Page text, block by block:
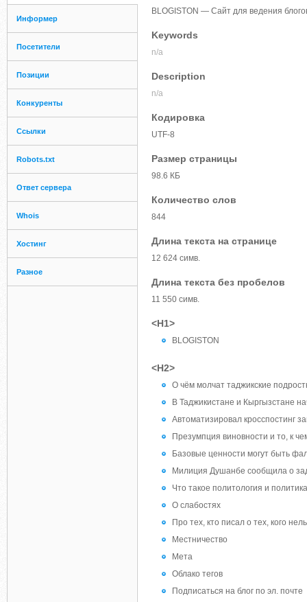
Информер
Посетители
Позиции
Конкуренты
Ссылки
Robots.txt
Ответ сервера
Whois
Хостинг
Разное
BLOGISTON — Сайт для ведения
Keywords
n/a
Description
n/a
Кодировка
UTF-8
Размер страницы
98.6 КБ
Количество слов
844
Длина текста на странице
12 624 симв.
Длина текста без пробелов
11 550 симв.
<H1>
BLOGISTON
<H2>
О чём молчат таджикские
В Таджикистане и Кыргызстане
Автоматизировал кросспостинг
Презумпция виновности и то, к
Базовые ценности могут быть
Милиция Душанбе сообщила о
Что такое политология и
О слабостях
Про тех, кто писал о тех, кого
Местничество
Мета
Облако тегов
Подписаться на блог по эл. почте